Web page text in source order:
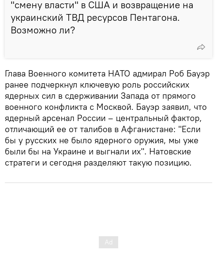
"смену власти" в США и возвращение на
украинский ТВД ресурсов Пентагона.
Возможно ли?
Глава Военного комитета НАТО адмирал Роб Бауэр
ранее подчеркнул ключевую роль российских
ядерных сил в сдерживании Запада от прямого
военного конфликта с Москвой. Бауэр заявил, что
ядерный арсенал России – центральный фактор,
отличающий ее от талибов в Афганистане: "Если
бы у русских не было ядерного оружия, мы уже
были бы на Украине и выгнали их". Натовские
стратеги и сегодня разделяют такую позицию.